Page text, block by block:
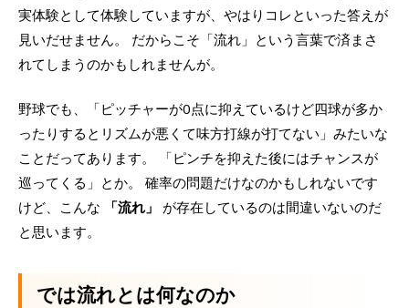
実体験として体験していますが、やはりコレといった答えが
見いだせません。 だからこそ「流れ」という言葉で済まさ
れてしまうのかもしれませんが。
野球でも、「ピッチャーが0点に抑えているけど四球が多か
ったりするとリズムが悪くて味方打線が打てない」みたいな
ことだってあります。 「ピンチを抑えた後にはチャンスが
巡ってくる」とか。 確率の問題だけなのかもしれないです
けど、こんな
「流れ」
が存在しているのは間違いないのだ
と思います。
では流れとは何なのか